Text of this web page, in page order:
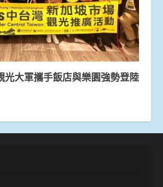
光大軍攜手飯店與樂園強勢登陸